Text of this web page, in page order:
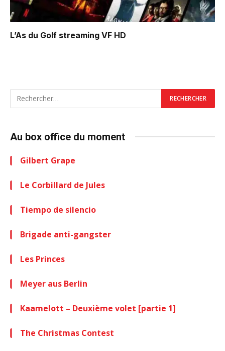
L’As du Golf streaming VF HD
Au box office du moment
Gilbert Grape
Le Corbillard de Jules
Tiempo de silencio
Brigade anti-gangster
Les Princes
Meyer aus Berlin
Kaamelott – Deuxième volet [partie 1]
The Christmas Contest